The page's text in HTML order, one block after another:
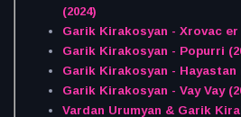
(2024)
Garik Kirakosyan - Xrovac er
Garik Kirakosyan - Popurri
Garik Kirakosyan - Hayastan
Garik Kirakosyan - Vay Vay
Vardan Urumyan & Garik